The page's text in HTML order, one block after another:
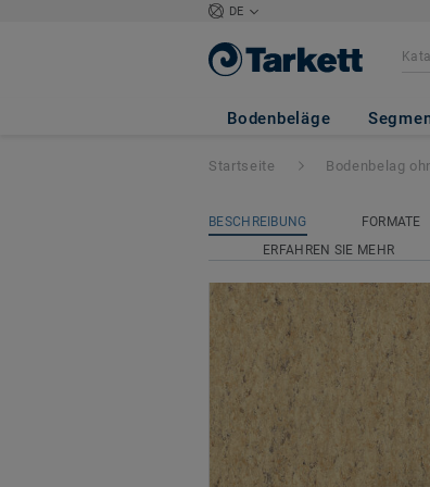
DE
Bodenbeläge
Veneto
Startseite Bodenbelag
BESCHREIBUNG FORMATE
ERFAHREN SIE MEHR